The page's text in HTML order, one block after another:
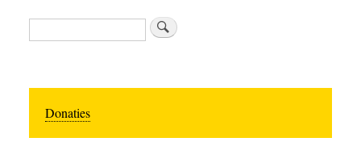
Zoeken
Donaties